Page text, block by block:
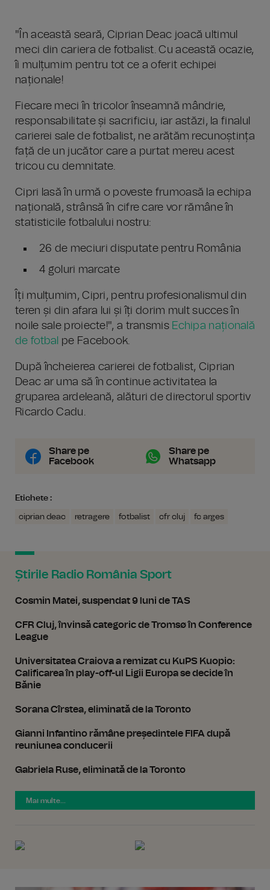
"În această seară, Ciprian Deac joacă ultimul
meci din cariera de fotbalist. Cu această ocazie,
îi mulțumim pentru tot ce a oferit echipei
naționale!
​Fiecare meci în tricolor înseamnă mândrie,
responsabilitate și sacrificiu, iar astăzi, la finalul
carierei sale de fotbalist, ne arătăm recunoștința
față de un jucător care a purtat mereu acest
tricou cu demnitate.
​Cipri lasă în urmă o poveste frumoasă la echipa
națională, strânsă în cifre care vor rămâne în
statisticile fotbalului nostru:
26 de meciuri disputate pentru România
4 goluri marcate
​Îți mulțumim, Cipri, pentru profesionalismul din
teren și din afara lui și îți dorim mult succes în
noile sale proiecte!", a transmis Echipa națională
de fotbal pe Facebook.
După încheierea carierei de fotbalist, Ciprian
Deac ar uma să în continue activitatea la
gruparea ardeleană, alături de directorul sportiv
Ricardo Cadu.
Share pe
Facebook
Share pe
Whatsapp
Etichete :
ciprian deac retragere fotbalist cfr cluj fc arges
Știrile Radio România Sport
Cosmin Matei, suspendat 9 luni de TAS
CFR Cluj, învinsă categoric de Tromsø în Conference
League
Universitatea Craiova a remizat cu KuPS Kuopio:
Calificarea în play-off-ul Ligii Europa se decide în
Bănie
Sorana Cîrstea, eliminată de la Toronto
Gianni Infantino rămâne președintele FIFA după
reuniunea conducerii
Gabriela Ruse, eliminată de la Toronto
Mai multe...